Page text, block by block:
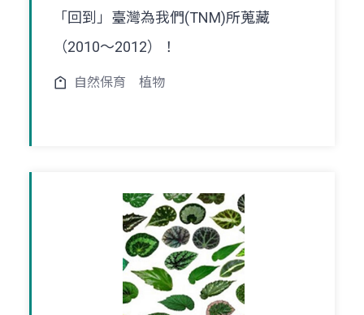
「回到」臺灣為我們(TNM)所蒐藏
（2010～2012）！
自然保育 植物